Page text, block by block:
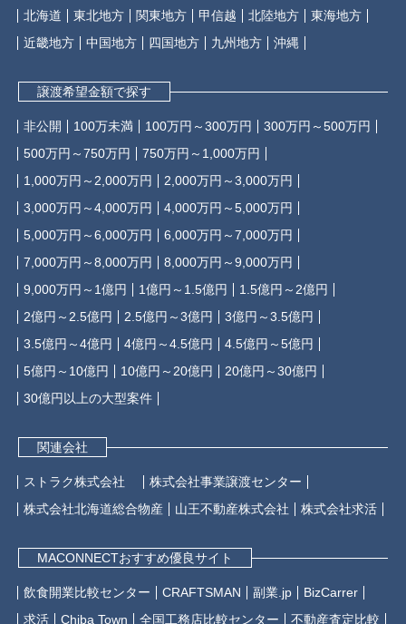
北海道 東北地方 関東地方 甲信越 北陸地方
東海地方
近畿地方
中国地方 四国地方 九州地方 沖縄
譲渡希望金額で探す
非公開 100万未満 100万円～300万円
300万円～500万円
500万円～750万円
750万円～1,000万円
1,000万円～2,000万円
2,000万円～3,000万円
3,000万円～4,000万円
4,000万円～5,000万円
5,000万円～6,000万円
6,000万円～7,000万円
7,000万円～8,000万円
8,000万円～9,000万円
9,000万円～1億円
1億円～1.5億円
1.5億円～2億円
2億円～2.5億円
2.5億円～3億円
3億円～3.5億円
3.5億円～4億円
4億円～4.5億円
4.5億円～5億円
5億円～10億円
10億円～20億円
20億円～30億円
30億円以上の大型案件
関連会社
ストラク株式会社
株式会社事業譲渡センター
株式会社北海道総合物産
山王不動産株式会社 株式会社求活
MACONNECTおすすめ優良サイト
飲食開業比較センター CRAFTSMAN 副業.jp
BizCarrer
求活
Chiba Town 全国工務店比較センター 不動産査定比較